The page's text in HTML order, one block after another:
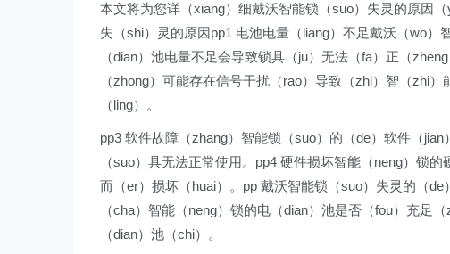
本文将为您详（xiang）细戴沃智能锁（suo）失灵的原因
失（shi）灵的原因pp1 电池电量（liang）不足戴沃（wo
（dian）池电量不足会导致锁具（ju）无法（fa）正（
（zhong）可能存在信号干扰（rao）导致（zhi）智（zhi
（ling）。
pp3 软件故障（zhang）智能锁（suo）的（de）软件（
（suo）具无法正常使用。pp4 硬件损坏智能（neng）锁
而（er）损坏（huai）。pp 戴沃智能锁（suo）失灵的（
（cha）智能（neng）锁的电（dian）池是否（fou）充足
（dian）池（chi）。